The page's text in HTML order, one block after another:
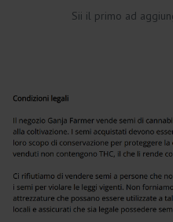
Sii il primo ad